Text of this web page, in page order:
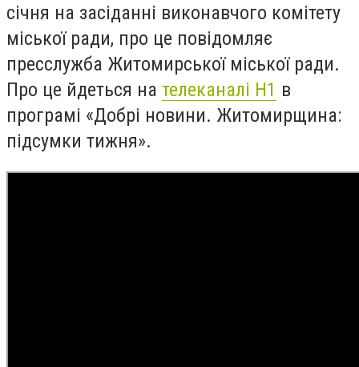
січня на засіданні виконавчого комітету
міської ради, про це повідомляє
пресслужба Житомирської міської ради.
Про це йдеться на телеканалі Н1 в
програмі «Добрі новини. Житомирщина:
підсумки тижня».